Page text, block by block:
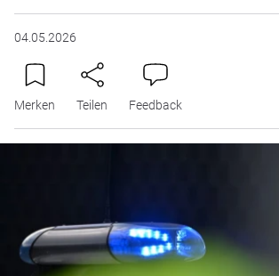
04.05.2026
Merken Teilen Feedback